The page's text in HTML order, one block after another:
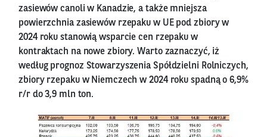
zasiewów canoli w Kanadzie, a także mniejsza
powierzchnia zasiewów rzepaku w UE pod zbiory w
2024 roku stanowią wsparcie cen rzepaku w
kontraktach na nowe zbiory. Warto zaznaczyć, iż
według prognoz Stowarzyszenia Spółdzielni Rolniczych,
zbiory rzepaku w Niemczech w 2024 roku spadną o 6,9%
r/r do 3,9 mln ton.